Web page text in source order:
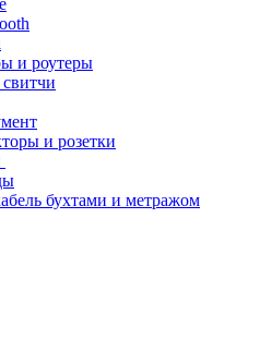
и роутеры
и розетки
бухтами и метражом